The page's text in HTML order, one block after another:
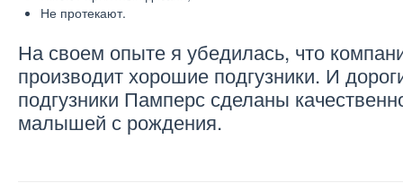
Не протекают.
На своем опыте я убедилась, что
производит хорошие подгузники. И
подгузники Памперс сделаны
малышей с рождения.